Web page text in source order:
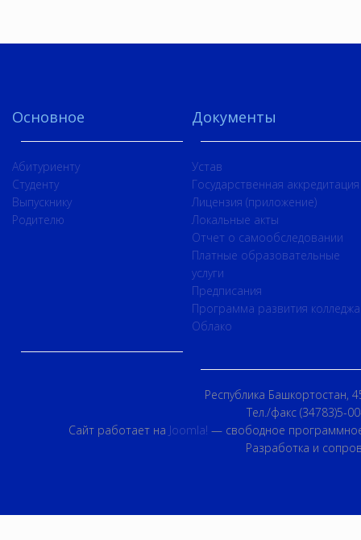
Основное
Абитуриенту
Студенту
Выпускнику
Родителю
Документы
Устав
Государственная аккредитация
Лицензия (приложение)
Локальные акты
Отчет о самообследовании
Платные образовательные
услуги
Предписания
Программа развития колледжа
Облако
Республика Башкортостан,
Тел./факс (34783)5-
Сайт работает на Joomla! — свободное
Разработка и